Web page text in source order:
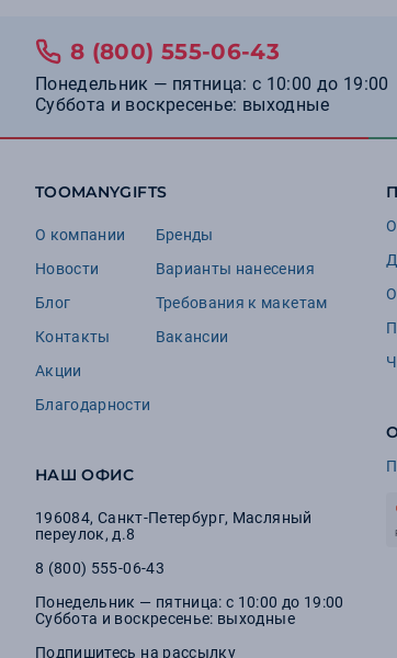
8 (800) 555-06-43
Понедельник — пятница: с 10:00 до 19:00
Суббота и воскресенье: выходные
TOOMANYGIFTS
О компании
Новости
Блог
Контакты
Акции
Благодарности
Бренды
Варианты нанесения
Требования к макетам
Вакансии
НАШ ОФИС
196084, Санкт-Петербург, Масляный
переулок, д.8
8 (800) 555-06-43
Понедельник — пятница: с 10:00 до 19:00
Суббота и воскресенье: выходные
Подпишитесь на рассылку